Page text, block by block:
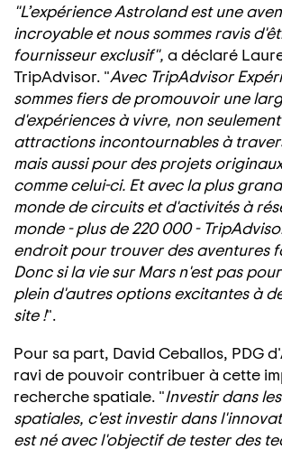
"L’expérience Astroland est une
incroyable et nous sommes ravis
fournisseur exclusif", a déclaré
TripAdvisor. "Avec TripAdvisor
sommes fiers de promouvoir une
d'expériences à vivre, non
attractions incontournables à
mais aussi pour des projets
comme celui-ci. Et avec la plus
monde de circuits et d'activités à
monde - plus de 220 000 -
endroit pour trouver des aventures
Donc si la vie sur Mars n'est pas
plein d'autres options excitantes à
site !".
Pour sa part, David Ceballos, PDG
ravi de pouvoir contribuer à cette
recherche spatiale. "Investir dans
spatiales, c'est investir dans
est né avec l'objectif de tester des